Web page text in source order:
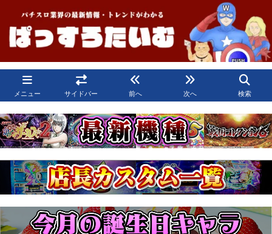
メニュー サイドバー 前へ 次へ 検索